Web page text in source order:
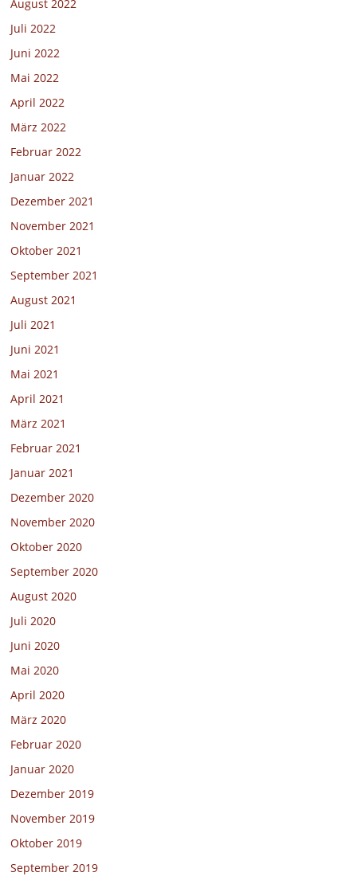
August 2022
Juli 2022
Juni 2022
Mai 2022
April 2022
März 2022
Februar 2022
Januar 2022
Dezember 2021
November 2021
Oktober 2021
September 2021
August 2021
Juli 2021
Juni 2021
Mai 2021
April 2021
März 2021
Februar 2021
Januar 2021
Dezember 2020
November 2020
Oktober 2020
September 2020
August 2020
Juli 2020
Juni 2020
Mai 2020
April 2020
März 2020
Februar 2020
Januar 2020
Dezember 2019
November 2019
Oktober 2019
September 2019